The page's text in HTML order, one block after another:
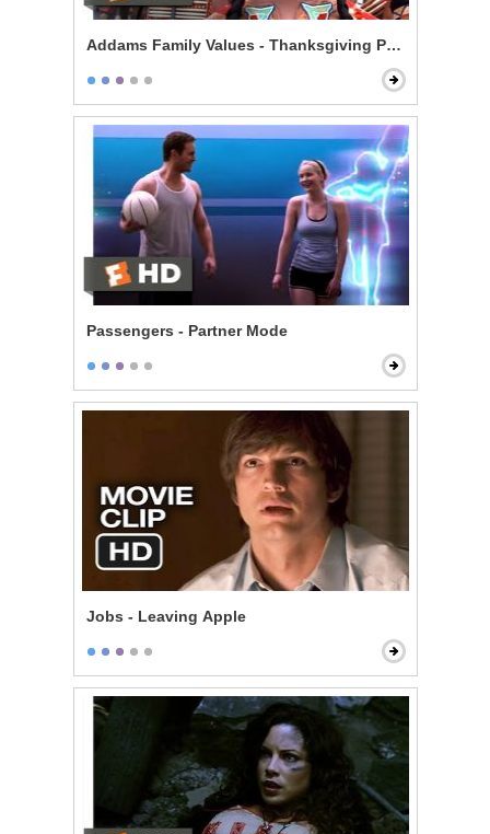
Addams Family Values - Thanksgiving Play
Passengers - Partner Mode
Jobs - Leaving Apple